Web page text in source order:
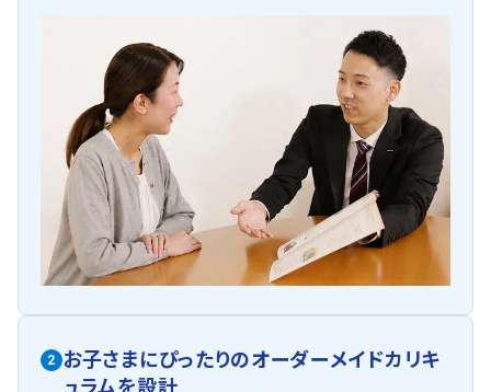
2 お子さまにぴったりのオーダーメイドカリキ
ュラムを設計